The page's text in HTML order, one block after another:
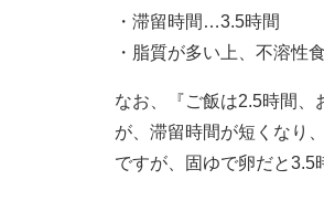
・滞留時間…3.5時間
・脂質が多い上、不溶性
なお、『ご飯は2.5時間、
が、滞留時間が短くなり
ですが、固ゆで卵だと3.5